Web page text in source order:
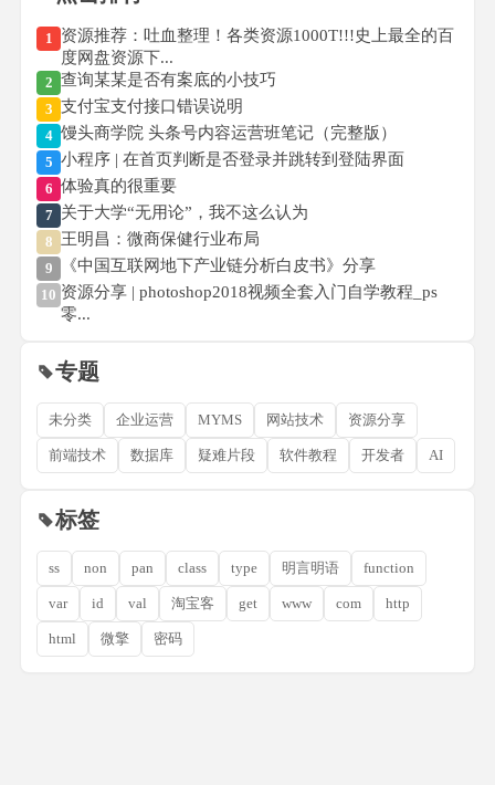
1 资源推荐：吐血整理！各类资源1000T!!!史上最全的百
度网盘资源下...
2 查询某某是否有案底的小技巧
3 支付宝支付接口错误说明
4 馒头商学院 头条号内容运营班笔记（完整版）
5 小程序 | 在首页判断是否登录并跳转到登陆界面
6 体验真的很重要
7 关于大学“无用论”，我不这么认为
8 王明昌：微商保健行业布局
9 《中国互联网地下产业链分析白皮书》分享
10 资源分享 | photoshop2018视频全套入门自学教程_ps
零...
专题
未分类 企业运营 MYMS 网站技术 资源分享
前端技术 数据库 疑难片段 软件教程 开发者 AI
标签
ss non pan class type 明言明语 function
var id val 淘宝客 get www com http
html 微擎 密码